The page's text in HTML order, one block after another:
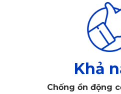
Hongqi H9 là mẫu sedan
thất xa hoa được hoàn thiện
Nappa, ốp gỗ veneer và hệ
bảo vệ từng chi tiết trong
trọng. Đặc biệt, phần sàn xe
Khả
Chống ồn động